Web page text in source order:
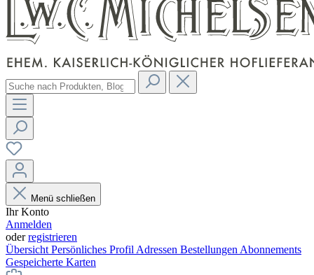
Menü schließen
Ihr Konto
Anmelden
oderregistrieren
Übersicht Persönliches Profil Adressen Bestellungen Abonnements
Gespeicherte Karten